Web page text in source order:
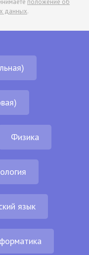
данных.
Физика
язык